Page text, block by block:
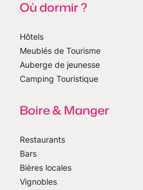
Où dormir ?
Hôtels
Meublés de Tourisme
Auberge de jeunesse
Camping Touristique
Boire & Manger
Restaurants
Bars
Bières locales
Vignobles